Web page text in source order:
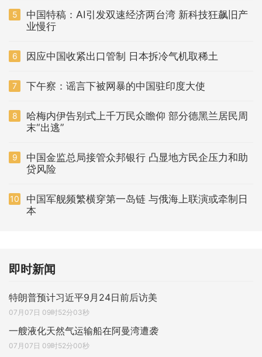
5
中国特稿：AI引发双速经济两台湾 新科技狂飙旧产
业慢行
6 因应中国收紧出口管制 日本拆冷气机取稀土
7 下午察：谣言下被网暴的中国驻印度大使
8
哈梅内伊告别式上千万民众瞻仰 部分德黑兰居民周
末“出逃”
9
中国金监总局接管众邦银行 凸显地方民企压力和助
贷风险
10
中国军舰频繁横穿第一岛链 与俄海上联演或牵制日
本
即时新闻
特朗普预计习近平9月24日前后访美
07月07日 09时52分03秒
一艘液化天然气运输船在阿曼湾遭袭
07月07日 09时52分00秒